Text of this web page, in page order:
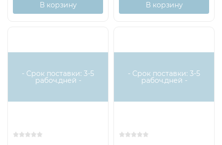
В корзину В корзину
- Срок поставки: 3-5
рабоч.дней -
- Срок поставки: 3-5
рабоч.дней -